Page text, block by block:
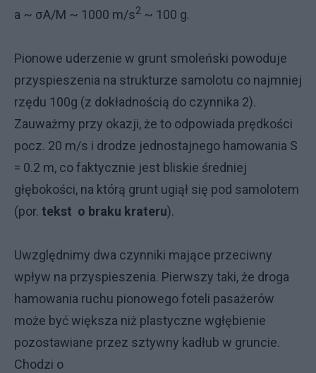
a ~ σA/M ~ 1000 m/s2 ~ 100 g.
Pionowe uderzenie w grunt smoleński powoduje
przyspieszenia na strukturze samolotu co najmniej
rzędu 100g (z dokładnością do czynnika 2).
Zauważmy przy okazji, że to odpowiada prędkości
pocz. 20 m/s i drodze jednostajnego hamowania S
= 0.2 m, co faktycznie jest bliskie średniej
głębokości, na którą grunt ugiął się pod samolotem
(por. tekst o braku krateru).
Uwzględnimy dwa czynniki mające przeciwny
wpływ na przyspieszenia. Pierwszy taki, że droga
hamowania ruchu pionowego foteli pasażerów
może być większa niż plastyczne wgłębienie
pozostawiane przez sztywny kadłub w gruncie.
Chodzi o